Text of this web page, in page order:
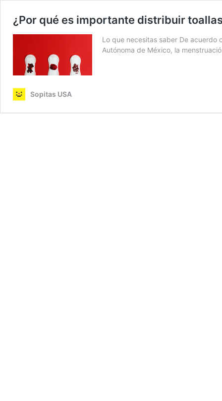
¿Por qué es importante distribuir
Lo que necesitas saber De acuerdo
Autónoma de México, la
Sopitas USA